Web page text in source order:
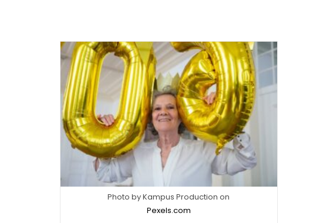
Photo by Kampus Production on
Pexels.com